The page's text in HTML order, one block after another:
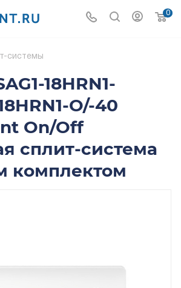
0
системы
18HRN1-
O/-40
On/Off
сплит-система
комплектом